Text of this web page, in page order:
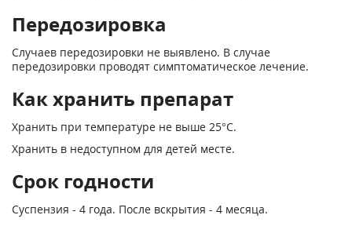
Передозировка
Случаев передозировки не выявлено. В случае
передозировки проводят симптоматическое лечение.
Как хранить препарат
Хранить при температуре не выше 25°С.
Хранить в недоступном для детей месте.
Срок годности
Суспензия - 4 года. После вскрытия - 4 месяца.